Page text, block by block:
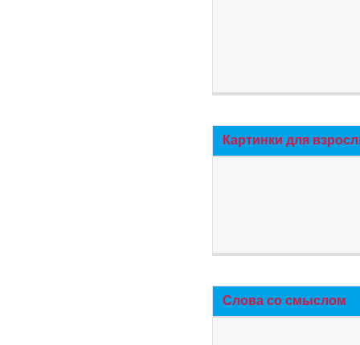
Картинки для
Слова со смыслом